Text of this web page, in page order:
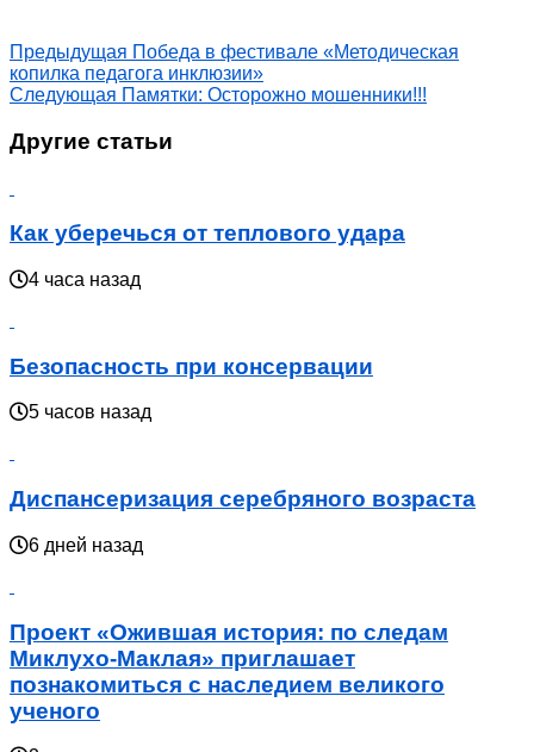
Предыдущая Победа в фестивале «Методическая
копилка педагога инклюзии»
Следующая Памятки: Осторожно мошенники!!!
Другие статьи
Как уберечься от теплового удара
4 часа назад
Безопасность при консервации
5 часов назад
Диспансеризация серебряного возраста
6 дней назад
Проект «Ожившая история: по следам
Миклухо-Маклая» приглашает
познакомиться с наследием великого
ученого